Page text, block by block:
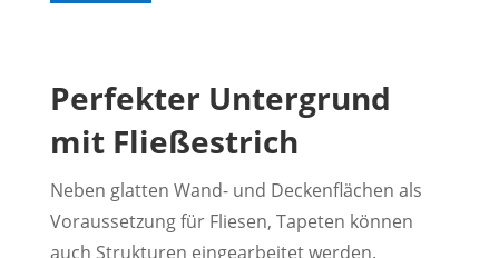
Perfekter Untergrund
mit Fließestrich
Neben glatten Wand- und Deckenflächen als
Voraussetzung für Fliesen, Tapeten können
auch Strukturen eingearbeitet werden.